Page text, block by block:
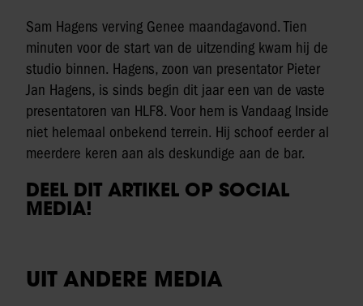
Sam Hagens verving Genee maandagavond. Tien
minuten voor de start van de uitzending kwam hij de
studio binnen. Hagens, zoon van presentator Pieter
Jan Hagens, is sinds begin dit jaar een van de vaste
presentatoren van HLF8. Voor hem is Vandaag Inside
niet helemaal onbekend terrein. Hij schoof eerder al
meerdere keren aan als deskundige aan de bar.
DEEL DIT ARTIKEL OP SOCIAL
MEDIA!
UIT ANDERE MEDIA